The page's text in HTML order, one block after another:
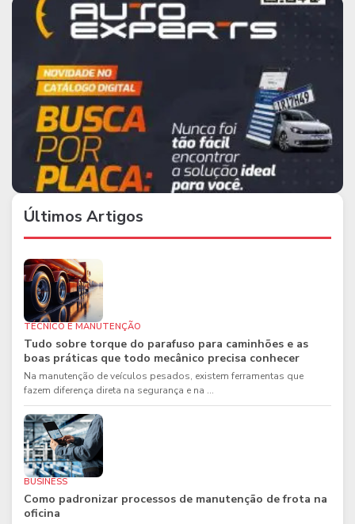
Últimos Artigos
TÉCNICO E MANUTENÇÃO
Tudo sobre torque do parafuso para caminhões e as
boas práticas que todo mecânico precisa conhecer
Na manutenção de veículos pesados, existem ferramentas que
fazem diferença direta na segurança e na ...
BUSINESS
Como padronizar processos de manutenção de frota na
oficina